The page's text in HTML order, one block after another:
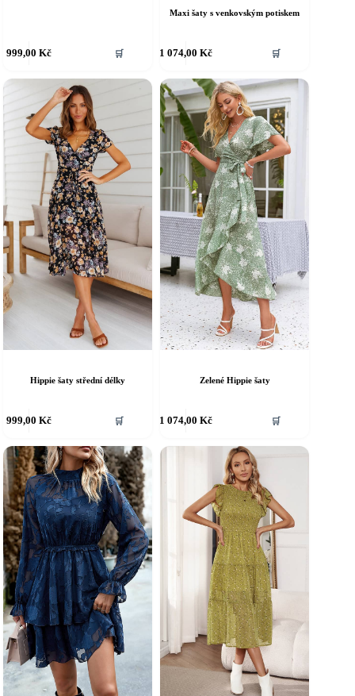
999,00 Kč 🛒
Maxi šaty s venkovským potiskem
1 074,00 Kč 🛒
produkt
více
variant.
Možnosti
lze
vybrat
na
stránce
produktu
Hippie šaty střední délky
999,00 Kč 🛒
Zelené Hippie šaty
1 074,00 Kč 🛒
produkt
více
Možnosti
na
stránce
produktu